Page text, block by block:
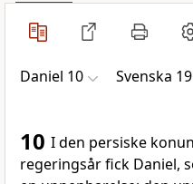
Daniel 10 Svenska
10 I den persiske
regeringsår fick Daniel,